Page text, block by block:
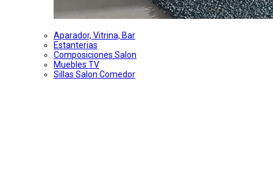
Aparador, Vitrina, Bar
Estanterias
Composiciones Salon
Muebles TV
Sillas Salon Comedor